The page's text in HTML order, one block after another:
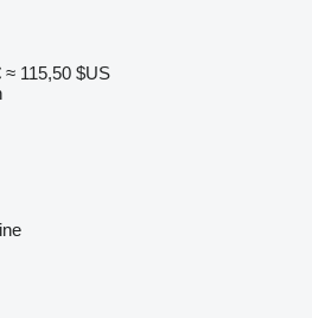
≈ 115,50 $US